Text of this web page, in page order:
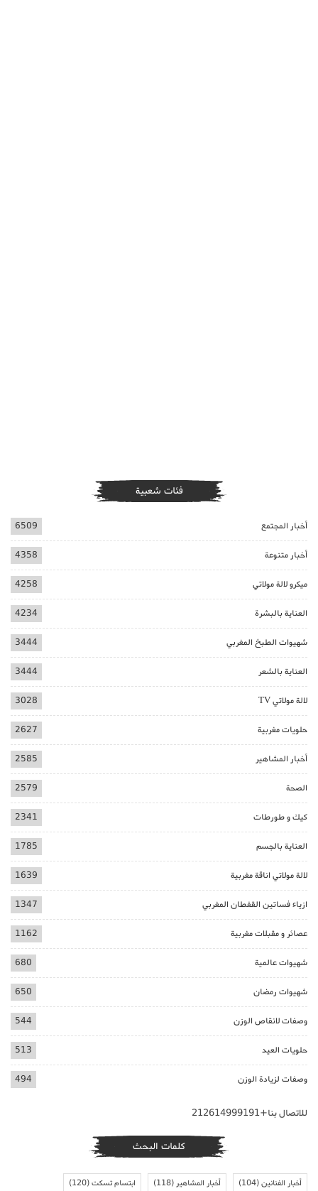
فئات شعبية
أخبار المجتمع 6509
أخبار متنوعة 4358
ميكرو لالة مولاتي 4258
العناية بالبشرة 4234
شهيوات الطبخ المغربي 3444
العناية بالشعر 3444
لالة مولاتي TV 3028
حلويات مغربية 2627
أخبار المشاهير 2585
الصحة 2579
كيك و طورطات 2341
العناية بالجسم 1785
لالة مولاتي اناقة مغربية 1639
ازياء فساتين القفطان المغربي 1347
عصائر و مقبلات مغربية 1162
شهيوات عالمية 680
شهيوات رمضان 650
وصفات لانقاص الوزن 544
حلويات العيد 513
وصفات لزيادة الوزن 494
للاتصال بنا+212614999191
كلمات البحث
أخبار الفنانين(104) أخبار المشاهير(118) ابتسام تسكت(120)